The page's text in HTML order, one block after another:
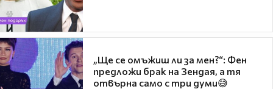
„Ще се омъжиш ли за мен?“: Фен
предложи брак на Зендая, а тя
отвърна само с три думи😅